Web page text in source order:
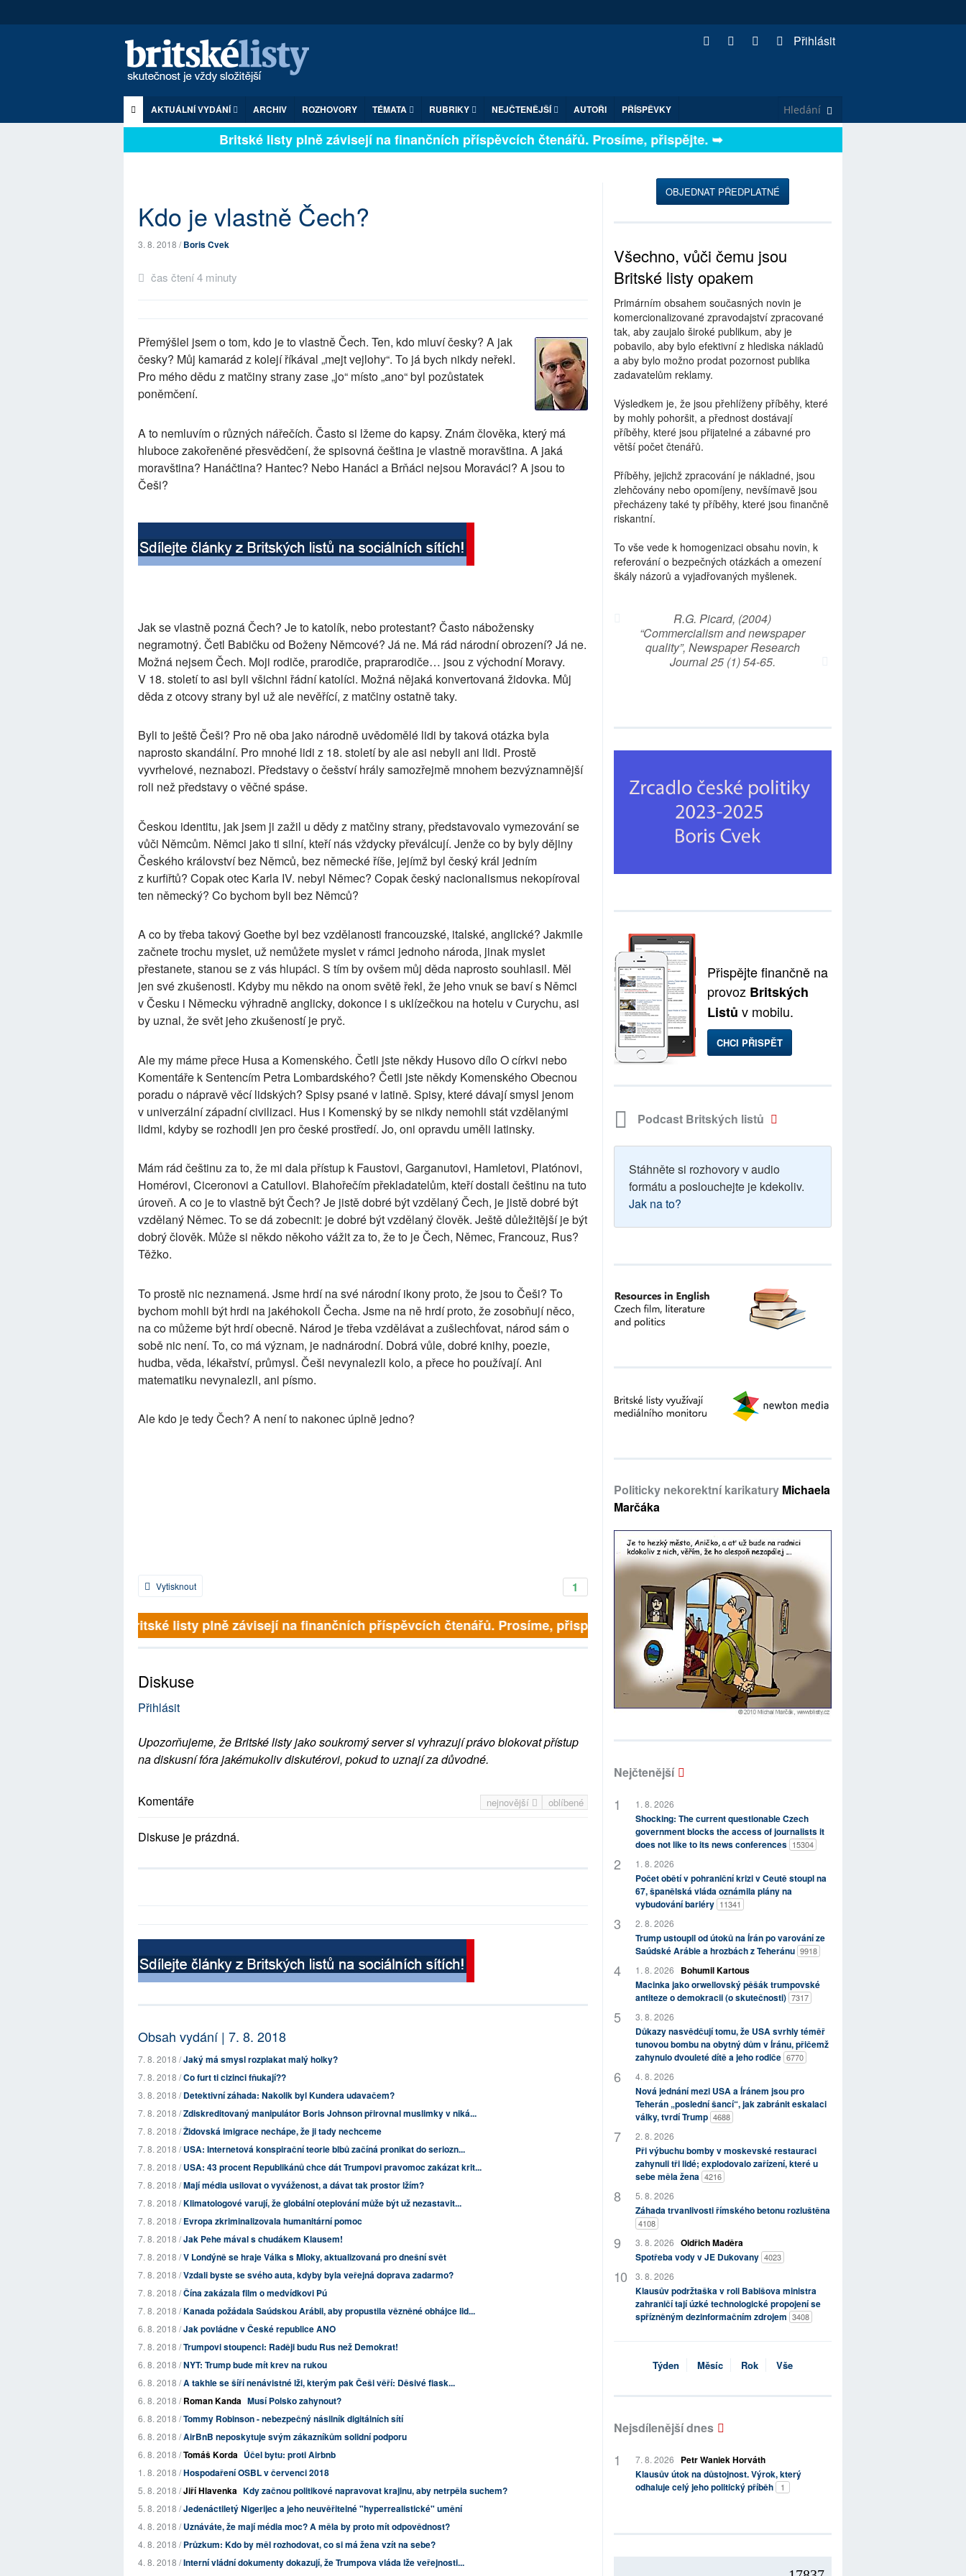
Přihlásit
AKTUÁLNÍ VYDÁNÍ ARCHIV ROZHOVORY TÉMATA RUBRIKY NEJČTENĚJŠÍ AUTOŘI PŘÍSPĚVKY
Britské listy plně závisejí na finančních příspěvcích čtenářů. Prosíme, přispějte. ➥
Kdo je vlastně Čech?
3. 8. 2018 /Boris Cvek
čas čtení 4 minuty
Přemýšlel jsem o tom, kdo je to vlastně Čech. Ten, kdo mluví česky? A jak
česky? Můj kamarád z kolejí říkával „mejt vejlohy“. To já bych nikdy neřekl.
Pro mého dědu z matčiny strany zase „jo“ místo „ano“ byl pozůstatek
poněmčení.
A to nemluvím o různých nářečích. Často si lžeme do kapsy. Znám člověka, který má
hluboce zakořeněné přesvědčení, že spisovná čeština je vlastně moravština. A jaká
moravština? Hanáčtina? Hantec? Nebo Hanáci a Brňáci nejsou Moraváci? A jsou to
Češi?
Jak se vlastně pozná Čech? Je to katolík, nebo protestant? Často nábožensky
negramotný. Četl Babičku od Boženy Němcové? Já ne. Má rád národní obrození? Já ne.
Možná nejsem Čech. Moji rodiče, prarodiče, praprarodiče… jsou z východní Moravy.
V 18. století to asi byli všichni řádní katolíci. Možná nějaká konvertovaná židovka. Můj
děda z otcovy strany byl už ale nevěřící, z matčiny ostatně taky.
Byli to ještě Češi? Pro ně oba jako národně uvědomělé lidi by taková otázka byla
naprosto skandální. Pro mnohé lidi z 18. století by ale asi nebyli ani lidi. Prostě
vyvrhelové, neznabozi. Představy o češství hrály samozřejmě mnohem bezvýznamnější
roli než představy o věčné spáse.
Českou identitu, jak jsem ji zažil u dědy z matčiny strany, představovalo vymezování se
vůči Němcům. Němci jako ti silní, kteří nás vždycky převálcují. Jenže co by byly dějiny
Českého království bez Němců, bez německé říše, jejímž byl český král jedním
z kurfiřtů? Copak otec Karla IV. nebyl Němec? Copak český nacionalismus nekopíroval
ten německý? Co bychom byli bez Němců?
A co by třeba takový Goethe byl bez vzdělanosti francouzské, italské, anglické? Jakmile
začnete trochu myslet, už nemůžete myslet v rámci jednoho národa, jinak myslet
přestanete, stanou se z vás hlupáci. S tím by ovšem můj děda naprosto souhlasil. Měl
jen své zkušenosti. Kdyby mu někdo na onom světě řekl, že jeho vnuk se baví s Němci
v Česku i Německu výhradně anglicky, dokonce i s uklízečkou na hotelu v Curychu, asi
by uznal, že svět jeho zkušeností je pryč.
Ale my máme přece Husa a Komenského. Četli jste někdy Husovo dílo O církvi nebo
Komentáře k Sentencím Petra Lombardského? Četli jste někdy Komenského Obecnou
poradu o nápravě věcí lidských? Spisy psané v latině. Spisy, které dávají smysl jenom
v univerzální západní civilizaci. Hus i Komenský by se nikdy nemohli stát vzdělanými
lidmi, kdyby se rozhodli jen pro české prostředí. Jo, oni opravdu uměli latinsky.
Mám rád češtinu za to, že mi dala přístup k Faustovi, Garganutovi, Hamletovi, Platónovi,
Homérovi, Ciceronovi a Catullovi. Blahořečím překladatelům, kteří dostali češtinu na tuto
úroveň. A co je to vlastně být Čech? Je jistě dobré být vzdělaný Čech, je jistě dobré být
vzdělaný Němec. To se dá zobecnit: je dobré být vzdělaný člověk. Ještě důležitější je být
dobrý člověk. Může si někdo někoho vážit za to, že to je Čech, Němec, Francouz, Rus?
Těžko.
To prostě nic neznamená. Jsme hrdí na své národní ikony proto, že jsou to Češi? To
bychom mohli být hrdi na jakéhokoli Čecha. Jsme na ně hrdí proto, že zosobňují něco,
na co můžeme být hrdí obecně. Národ je třeba vzdělávat a zušlechťovat, národ sám o
sobě nic není. To, co má význam, je nadnárodní. Dobrá vůle, dobré knihy, poezie,
hudba, věda, lékařství, průmysl. Češi nevynalezli kolo, a přece ho používají. Ani
matematiku nevynalezli, ani písmo.
Ale kdo je tedy Čech? A není to nakonec úplně jedno?
1
Vytisknout
Britské listy plně závisejí na finančních příspěvcích čtenářů. Prosíme, přispějte. ➥
Diskuse
Přihlásit
Upozorňujeme, že Britské listy jako soukromý server si vyhrazují právo blokovat přístup
na diskusní fóra jakémukoliv diskutérovi, pokud to uznají za důvodné.
nejnovější oblíbené
Komentáře
Diskuse je prázdná.
Obsah vydání | 7. 8. 2018
7. 8. 2018 /Jaký má smysl rozplakat malý holky?
7. 8. 2018 /Co furt ti cizinci fňukají??
3. 8. 2018 /Detektivní záhada: Nakolik byl Kundera udavačem?
7. 8. 2018 /Zdiskreditovaný manipulátor Boris Johnson přirovnal muslimky v niká...
7. 8. 2018 /Židovská imigrace nechápe, že ji tady nechceme
7. 8. 2018 /USA: Internetová konspirační teorie blbů začíná pronikat do seriozn...
7. 8. 2018 /USA: 43 procent Republikánů chce dát Trumpovi pravomoc zakázat krit...
7. 8. 2018 /Mají média usilovat o vyváženost, a dávat tak prostor lžím?
7. 8. 2018 /Klimatologové varují, že globální oteplování může být už nezastavit...
7. 8. 2018 /Evropa zkriminalizovala humanitární pomoc
7. 8. 2018 /Jak Pehe mával s chudákem Klausem!
7. 8. 2018 /V Londýně se hraje Válka s Mloky, aktualizovaná pro dnešní svět
7. 8. 2018 /Vzdali byste se svého auta, kdyby byla veřejná doprava zadarmo?
7. 8. 2018 /Čína zakázala film o medvídkovi Pú
7. 8. 2018 /Kanada požádala Saúdskou Arábii, aby propustila vězněné obhájce lid...
6. 8. 2018 /Jak povládne v České republice ANO
7. 8. 2018 /Trumpovi stoupenci: Raději budu Rus než Demokrat!
6. 8. 2018 /NYT: Trump bude mít krev na rukou
6. 8. 2018 /A takhle se šíří nenávistné lži, kterým pak Češi věří: Děsivé fiask...
6. 8. 2018 /Roman Kanda Musí Polsko zahynout?
6. 8. 2018 /Tommy Robinson - nebezpečný násilník digitálních sítí
6. 8. 2018 /AirBnB neposkytuje svým zákazníkům solidní podporu
6. 8. 2018 /Tomáš Korda Účel bytu: proti Airbnb
1. 8. 2018 /Hospodaření OSBL v červenci 2018
5. 8. 2018 /Jiří Hlavenka Kdy začnou politikové napravovat krajinu, aby netrpěla suchem?
5. 8. 2018 /Jedenáctiletý Nigerijec a jeho neuvěřitelné "hyperrealistické" umění
4. 8. 2018 /Uznáváte, že mají média moc? A měla by proto mít odpovědnost?
4. 8. 2018 /Průzkum: Kdo by měl rozhodovat, co si má žena vzít na sebe?
4. 8. 2018 /Interní vládní dokumenty dokazují, že Trumpova vláda lže veřejnosti...
OBJEDNAT PŘEDPLATNÉ
Všechno, vůči čemu jsou
Britské listy opakem
Primárním obsahem současných novin je
komercionalizované zpravodajství zpracované
tak, aby zaujalo široké publikum, aby je
pobavilo, aby bylo efektivní z hlediska nákladů
a aby bylo možno prodat pozornost publika
zadavatelům reklamy.
Výsledkem je, že jsou přehlíženy příběhy, které
by mohly pohoršit, a přednost dostávají
příběhy, které jsou přijatelné a zábavné pro
větší počet čtenářů.
Příběhy, jejichž zpracování je nákladné, jsou
zlehčovány nebo opomíjeny, nevšímavě jsou
přecházeny také ty příběhy, které jsou finančně
riskantní.
To vše vede k homogenizaci obsahu novin, k
referování o bezpečných otázkách a omezení
škály názorů a vyjadřovaných myšlenek.
R.G. Picard, (2004)
“Commercialism and newspaper
quality”, Newspaper Research
Journal 25 (1) 54-65.
Přispějte finančně na
provoz Britských
Listů v mobilu.
CHCI PŘISPĚT
Podcast Britských listů
Stáhněte si rozhovory v audio
formátu a poslouchejte je kdekoliv.
Jak na to?
Politicky nekorektní karikatury Michaela
Marčáka
Nejčtenější
1. 8. 2026
Shocking: The current questionable Czech
government blocks the access of journalists it
does not like to its news conferences 15304
1. 8. 2026
Počet obětí v pohraniční krizi v Ceutě stoupl na
67, španělská vláda oznámila plány na
vybudování bariéry 11341
2. 8. 2026
Trump ustoupil od útoků na Írán po varování ze
Saúdské Arábie a hrozbách z Teheránu 9918
1. 8. 2026
Bohumil Kartous
Macinka jako orwellovský pěšák trumpovské
antiteze o demokracii (o skutečnosti) 7317
3. 8. 2026
Důkazy nasvědčují tomu, že USA svrhly téměř
tunovou bombu na obytný dům v Íránu, přičemž
zahynulo dvouleté dítě a jeho rodiče 6770
4. 8. 2026
Nová jednání mezi USA a Íránem jsou pro
Teherán „poslední šancí“, jak zabránit eskalaci
války, tvrdí Trump 4688
2. 8. 2026
Při výbuchu bomby v moskevské restauraci
zahynuli tři lidé; explodovalo zařízení, které u
sebe měla žena 4216
5. 8. 2026
Záhada trvanlivosti římského betonu rozluštěna
4108
3. 8. 2026 Oldřich Maděra
Spotřeba vody v JE Dukovany 4023
3. 8. 2026
Klausův podržtaška v roli Babišova ministra
zahraničí tají úzké technologické propojení se
spřízněným dezinformačním zdrojem 3408
Týden Měsíc Rok Vše
Nejsdílenější dnes
7. 8. 2026
Petr Waniek Horváth
Klausův útok na důstojnost. Výrok, který
odhaluje celý jeho politický příběh
1